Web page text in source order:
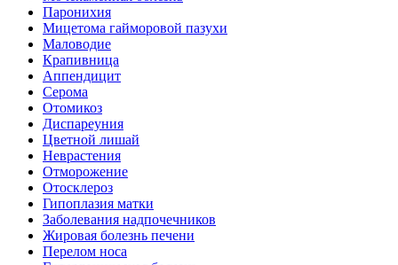
Паронихия
Мицетома гайморовой пазухи
Маловодие
Крапивница
Аппендицит
Серома
Отомикоз
Диспареуния
Цветной лишай
Неврастения
Отморожение
Отосклероз
Гипоплазия матки
Заболевания надпочечников
Жировая болезнь печени
Перелом носа